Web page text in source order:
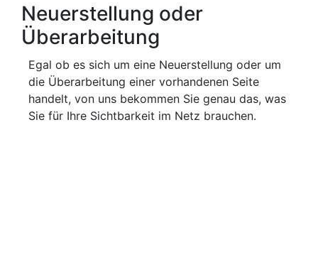
Neuerstellung oder
Überarbeitung
Egal ob es sich um eine Neuerstellung oder um
die Überarbeitung einer vorhandenen Seite
handelt, von uns bekommen Sie genau das, was
Sie für Ihre Sichtbarkeit im Netz brauchen.